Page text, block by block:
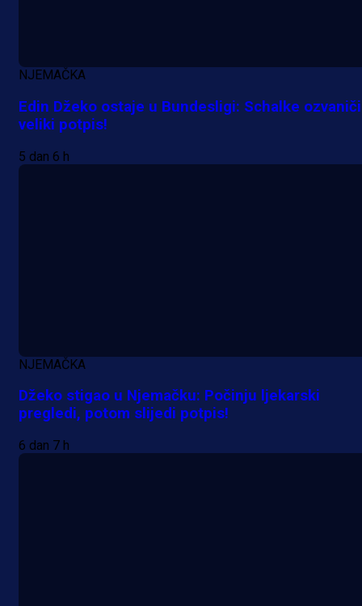
NJEMAČKA
Edin Džeko ostaje u Bundesligi: Schalke
veliki potpis!
5 dan 6 h
NJEMAČKA
Džeko stigao u Njemačku: Počinju ljekarski
pregledi, potom slijedi potpis!
6 dan 7 h